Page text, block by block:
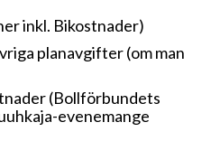
inkl. Bikostnader)
planavgifter (om man
(Bollförbundets
evenemange